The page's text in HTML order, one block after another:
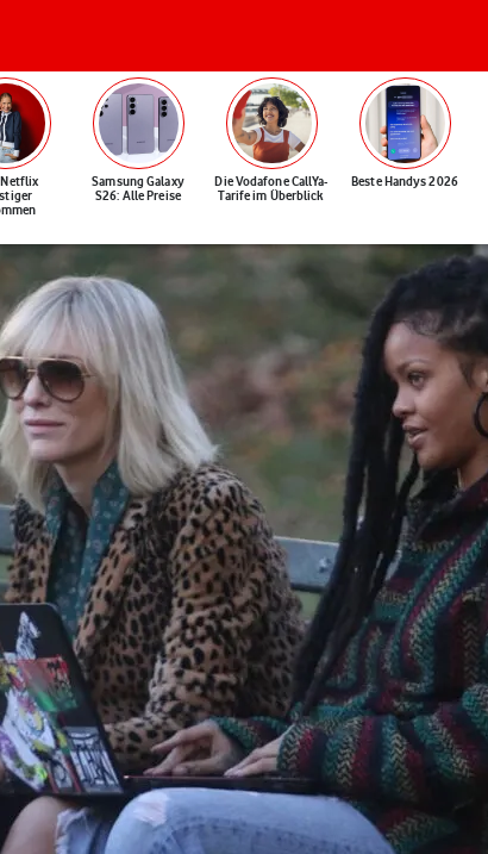
Netflix
Samsung Galaxy
S26: Alle Preise
Die Vodafone CallYa-
Tarife im Überblick
Beste Handys 2026